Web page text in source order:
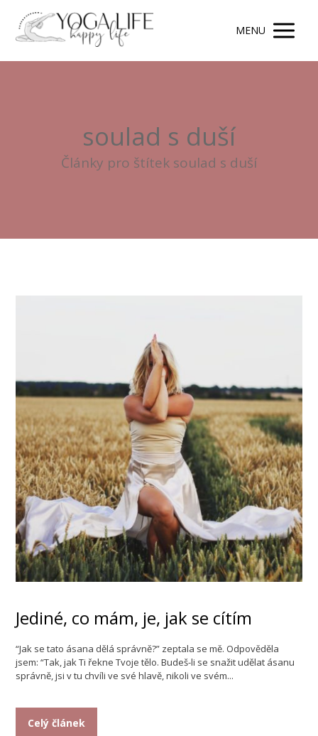
MENU
soulad s duší
Články pro štítek soulad s duší
Jediné, co mám, je, jak se cítím
“Jak se tato ásana dělá správně?” zeptala se mě. Odpověděla
jsem: “Tak, jak Ti řekne Tvoje tělo. Budeš-li se snažit udělat ásanu
správně, jsi v tu chvíli ve své hlavě, nikoli ve svém...
Celý článek